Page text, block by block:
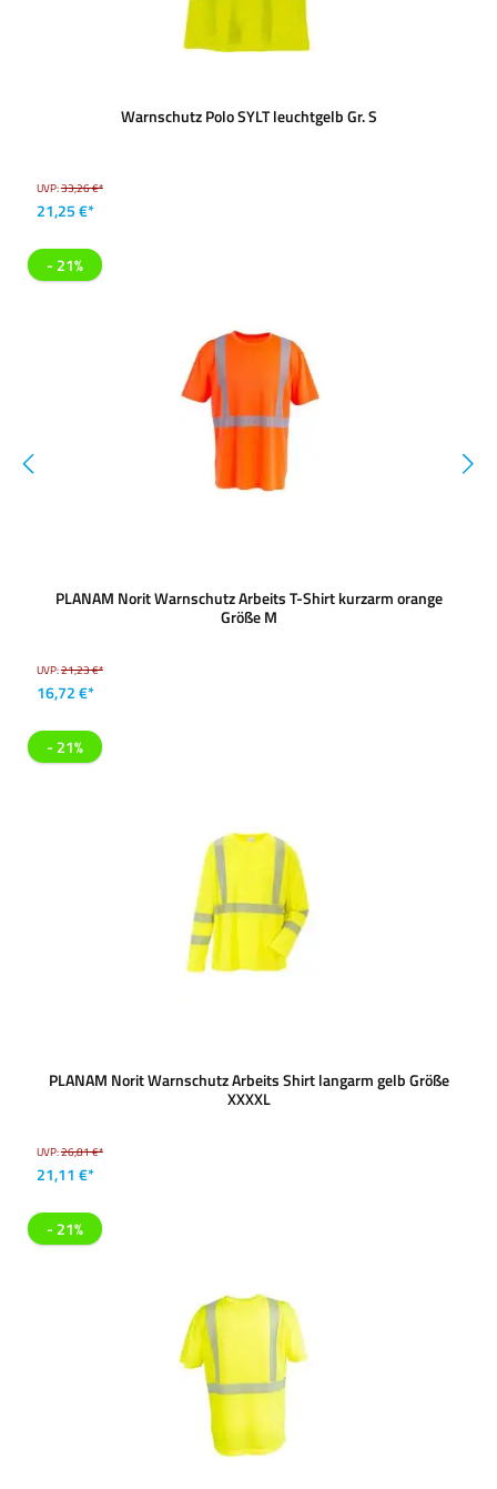
Warnschutz Polo SYLT leuchtgelb Gr. S
UVP:33,26 €*
21,25 €*
- 21%
PLANAM Norit Warnschutz Arbeits T-Shirt kurzarm orange
Größe M
UVP:21,23 €*
16,72 €*
- 21%
PLANAM Norit Warnschutz Arbeits Shirt langarm gelb Größe
XXXXL
UVP:26,81 €*
21,11 €*
- 21%